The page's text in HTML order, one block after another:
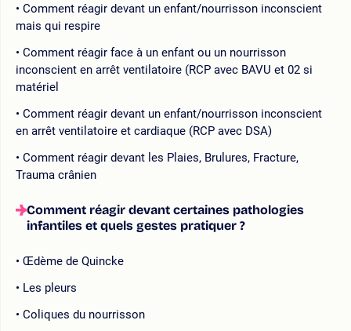
Comment réagir devant un enfant/nourrisson inconscient
mais qui respire
Comment réagir face à un enfant ou un nourrisson
inconscient en arrêt ventilatoire (RCP avec BAVU et 02 si
matériel
Comment réagir devant un enfant/nourrisson inconscient
en arrêt ventilatoire et cardiaque (RCP avec DSA)
Comment réagir devant les Plaies, Brulures, Fracture,
Trauma crânien
Comment réagir devant certaines pathologies
infantiles et quels gestes pratiquer ?
Œdème de Quincke
Les pleurs
Coliques du nourrisson